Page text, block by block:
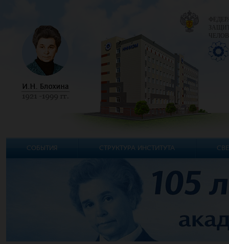
СОБЫТИЯ СТРУКТУРА ИНСТИТУТА